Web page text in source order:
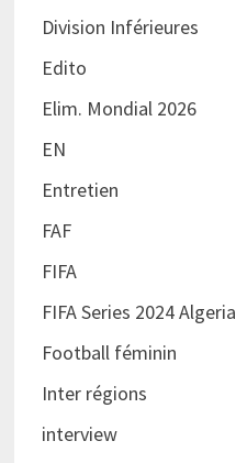
Division Inférieures
Edito
Elim. Mondial 2026
EN
Entretien
FAF
FIFA
FIFA Series 2024 Algeria
Football féminin
Inter régions
interview